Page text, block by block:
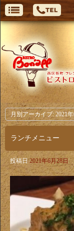
月別アーカイブ: 2021年
ランチメニュー
投稿日 2021年6月28日